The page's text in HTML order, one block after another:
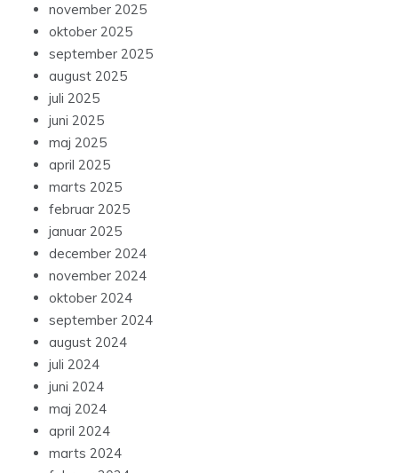
november 2025
oktober 2025
september 2025
august 2025
juli 2025
juni 2025
maj 2025
april 2025
marts 2025
februar 2025
januar 2025
december 2024
november 2024
oktober 2024
september 2024
august 2024
juli 2024
juni 2024
maj 2024
april 2024
marts 2024